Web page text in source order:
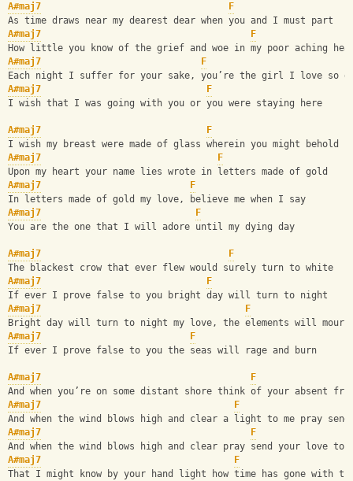
A#maj7
F
As time draws near my dearest dear when you and I must part
A#maj7
F
How little you know of the grief and woe in my poor aching
A#maj7
F
Each night I suffer for your sake, you’re the girl I love so
A#maj7
F
I wish that I was going with you or you were staying here
A#maj7
F
I wish my breast were made of glass wherein you might behold
A#maj7
F
Upon my heart your name lies wrote in letters made of gold
A#maj7
F
In letters made of gold my love, believe me when I say
A#maj7
F
You are the one that I will adore until my dying day
A#maj7
F
The blackest crow that ever flew would surely turn to white
A#maj7
F
If ever I prove false to you bright day will turn to night
A#maj7
F
Bright day will turn to night my love, the elements will mourn
A#maj7
F
If ever I prove false to you the seas will rage and burn
A#maj7
F
And when you’re on some distant shore think of your absent
A#maj7
F
And when the wind blows high and clear a light to me pray send
A#maj7
F
And when the wind blows high and clear pray send your love to
A#maj7
F
That I might know by your hand light how time has gone with